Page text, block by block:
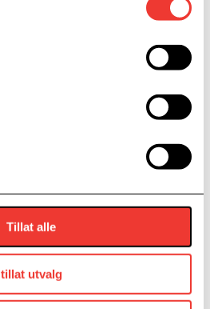
Tillat alle
tillat utvalg